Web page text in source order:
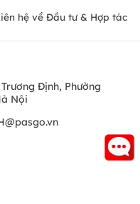
hệ về Đầu tư & Hợp tác
Định, Phường
Nội